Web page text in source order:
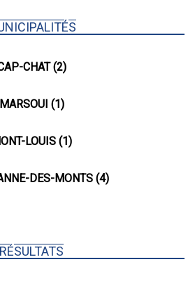
CHAT (2)
MARSOUI (1)
LOUIS (1)
DES-MONTS (4)
RÉSULTATS